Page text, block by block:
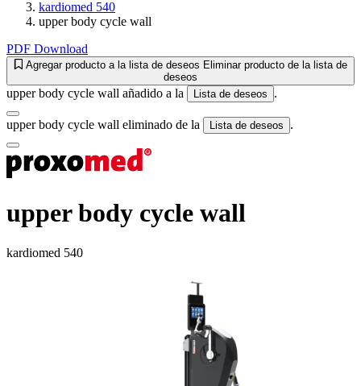
kardiomed 540
upper body cycle wall
PDF Download
Agregar producto a la lista de deseos Eliminar producto de la lista de
deseos
upper body cycle wall añadido a la Lista de deseos .
upper body cycle wall eliminado de la Lista de deseos .
upper body cycle wall
kardiomed 540